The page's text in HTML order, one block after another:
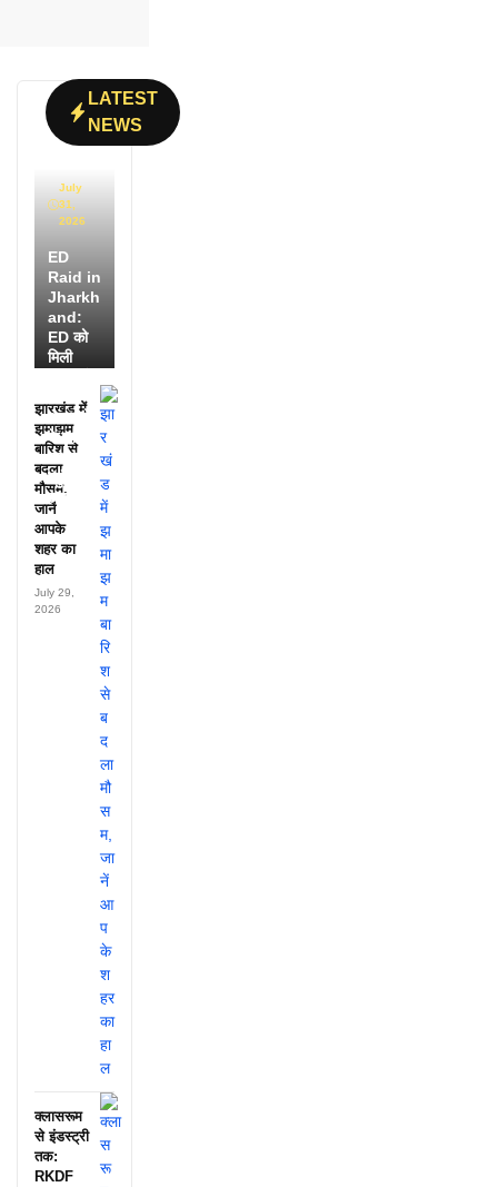
LATEST
NEWS
July
31,
2026
ED
Raid in
Jharkh
and:
ED को
मिली
25
अफसरों
के नाम,
हर महीने
पहुंचते थे
लाखों!
झारखंड में
झमाझम
बारिश से
बदला
मौसम,
जानें
आपके
शहर का
हाल
July 29,
2026
क्लासरूम
से इंडस्ट्री
तक:
RKDF